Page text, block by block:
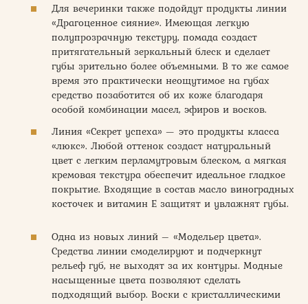
Для вечеринки также подойдут продукты линии
«Драгоценное сияние». Имеющая легкую
полупрозрачную текстуру, помада создаст
притягательный зеркальный блеск и сделает
губы зрительно более объемными. В то же самое
время это практически неощутимое на губах
средство позаботится об их коже благодаря
особой комбинации масел, эфиров и восков.
Линия «Секрет успеха» — это продукты класса
«люкс». Любой оттенок создаст натуральный
цвет с легким перламутровым блеском, а мягкая
кремовая текстура обеспечит идеальное гладкое
покрытие. Входящие в состав масло виноградных
косточек и витамин Е защитят и увлажнят губы.
Одна из новых линий – «Модельер цвета».
Средства линии смоделируют и подчеркнут
рельеф губ, не выходят за их контуры. Модные
насыщенные цвета позволяют сделать
подходящий выбор. Воски с кристаллическими